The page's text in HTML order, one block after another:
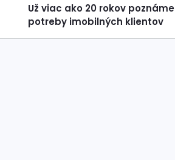
Už viac ako 20 rokov poznáme
potreby imobilných klientov